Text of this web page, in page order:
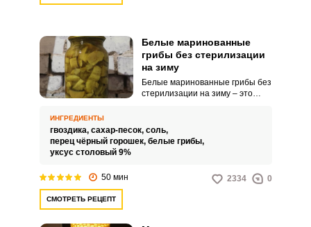
Белые маринованные
грибы без стерилизации
на зиму
Белые маринованные грибы без
стерилизации на зиму – это
великолепно смотрятся на
столе, только дополните их
ИНГРЕДИЕНТЫ
гвоздика, сахар-песок, соль,
перец чёрный горошек, белые грибы,
уксус столовый 9%
50 мин 2334 0
СМОТРЕТЬ РЕЦЕПТ